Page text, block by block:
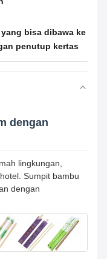
bisa dibawa ke
penutup kertas
dengan
lingkungan,
Sumpit bambu
dengan